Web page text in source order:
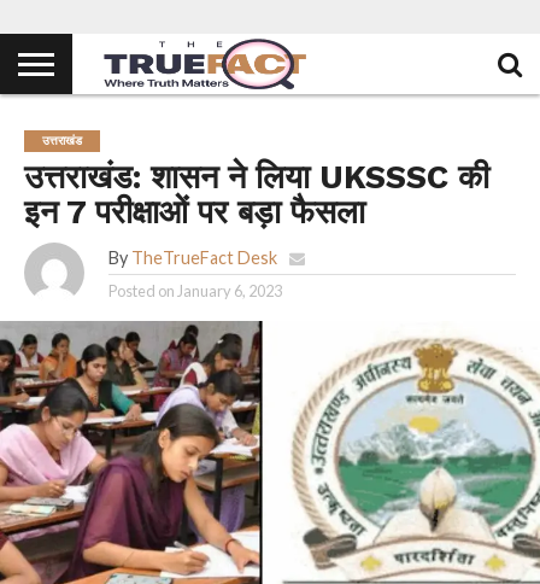
उत्तराखंड
उत्तराखंड: शासन ने लिया UKSSSC की
इन 7 परीक्षाओं पर बड़ा फैसला
By TheTrueFact Desk
Posted on January 6, 2023